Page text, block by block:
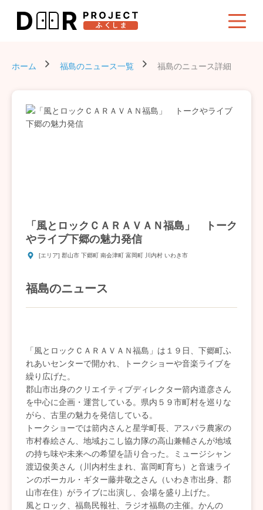
ホーム 福島のニュース一覧 福島のニュース詳細
「風とロックＣＡＲＡＶＡＮ福島」 トーク
やライブ下郷の魅力発信
[エリア] 郡山市 下郷町 南会津町 富岡町 川内村 いわき市
福島のニュース
「風とロックＣＡＲＡＶＡＮ福島」は１９日、下郷町ふ
れあいセンターで開かれ、トークショーや音楽ライブを
繰り広げた。
郡山市出身のクリエイティブディレクター箭内道彦さん
を中心に企画・運営している。県内５９市町村を巡りな
がら、古里の魅力を発信している。
トークショーでは箭内さんと星学町長、アスパラ農家の
市村春絵さん、地域おこし協力隊の高山兼輔さんが地域
の持ち味や未来への希望を語り合った。ミュージシャン
渡辺俊美さん（川内村生まれ、富岡町育ち）と音速ライ
ンのボーカル・ギター藤井敬之さん（いわき市出身、郡
山市在住）がライブに出演し、会場を盛り上げた。
風とロック、福島民報社、ラジオ福島の主催。かんの